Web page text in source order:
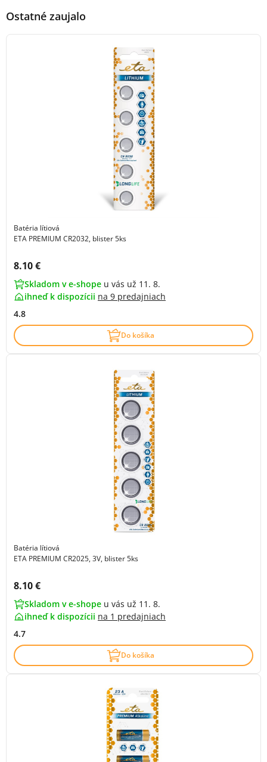
Ostatné zaujalo
Batéria lítiová
ETA PREMIUM CR2032, blister 5ks
Cena s DPH:
8.10 €
Skladom v e-shope u vás už 11. 8.
ihneď k dispozícii na 9 predajniach
4.8
Do košíka
Batéria lítiová
ETA PREMIUM CR2025, 3V, blister 5ks
Cena s DPH:
8.10 €
Skladom v e-shope u vás už 11. 8.
ihneď k dispozícii na 1 predajniach
4.7
Do košíka